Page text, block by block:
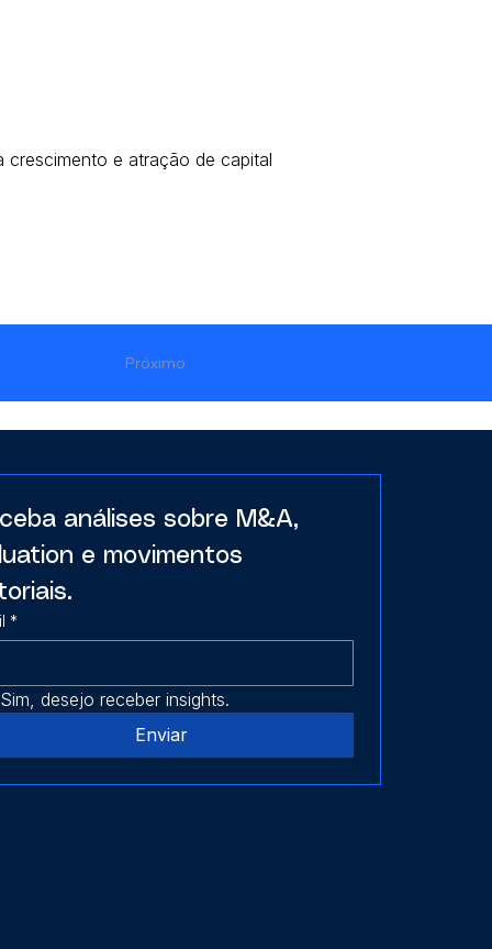
crescimento e atração de capital
Próximo
análises sobre M&A,
e movimentos
*
Sim, desejo receber insights.
Enviar